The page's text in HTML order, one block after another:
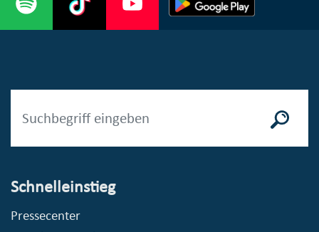
Schnelleinstieg
Pressecenter